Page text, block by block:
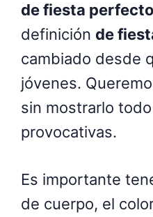
de fiesta perfecto
definición de
cambiado desde
jóvenes.
sin mostrarlo
provocativas.
Es importante
de cuerpo, el